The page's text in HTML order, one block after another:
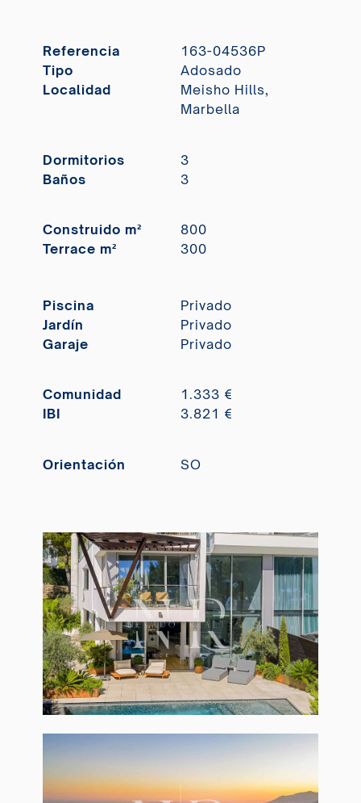
Referencia
163-04536P
Tipo
Adosado
Localidad
Meisho Hills,
Marbella
Dormitorios
3
Baños
3
Construido m²
800
Terrace m²
300
Piscina
Privado
Jardín
Privado
Garaje
Privado
Comunidad
1.333 €
IBI
3.821 €
Orientación SO